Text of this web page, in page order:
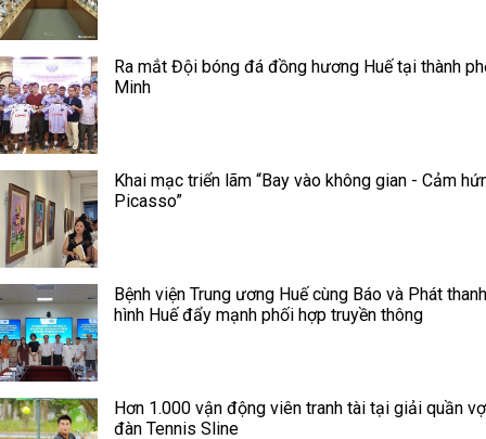
Ra mắt Đội bóng đá đồng hương Huế tại thành
Minh
Khai mạc triển lãm “Bay vào không gian - Cảm
Picasso”
Bệnh viện Trung ương Huế cùng Báo và Phát
hình Huế đẩy mạnh phối hợp truyền thông
Hơn 1.000 vận động viên tranh tài tại giải quần
đàn Tennis Sline